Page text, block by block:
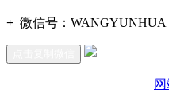
+ 微信号： WANGYUNHUA